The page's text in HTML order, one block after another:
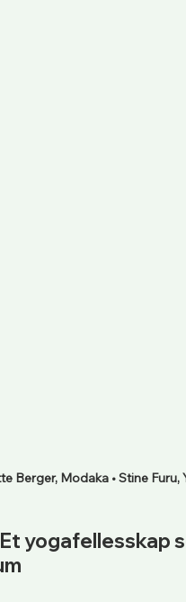
Berger, Modaka • Stine Furu,
yogafellesskap